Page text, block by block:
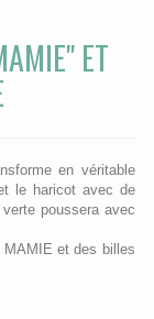
ET
en véritable
le haricot avec de
poussera avec
et des billes